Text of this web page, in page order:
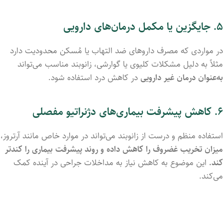
۵. جایگزین یا مکمل درمان‌های دارویی
در مواردی که مصرف داروهای ضد التهاب یا مُسکن محدودیت دارد
مثلاًبهدلیل مشکلات کلیوی یا گوارشی، زانوبند مناسب می‌تواند
به‌عنوان درمان غیر دارویی در کاهش درد استفاده شود.
۶. کاهش پیشرفت بیماری‌های دژنراتیو مفصلی
استفاده منظم و درست از زانوبند می‌تواند در موارد خاص مانند آرتروز،
میزان تخریب غضروف راکاهش داده وروندپیشرفت بیماری راکندتر
کند. این موضوع به کاهش نیاز به مداخلات جراحی در آینده کمک
می‌کند.